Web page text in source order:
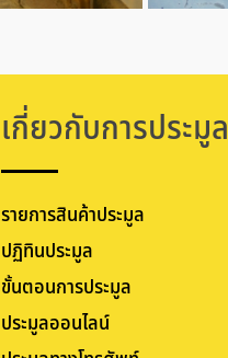
เกี่ยวกับการประมูล
รายการสินค้าประมูล
ปฏิทินประมูล
ขั้นตอนการประมูล
ประมูลออนไลน์